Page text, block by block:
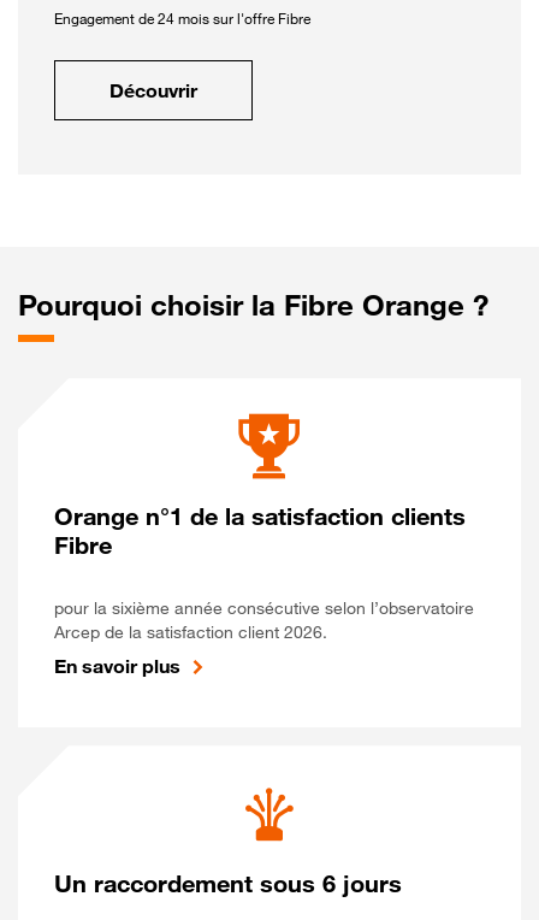
Engagement de 24 mois sur l'offre Fibre
Découvrir
Pourquoi choisir la Fibre Orange ?
Orange n°1 de la satisfaction clients
Fibre
pour la sixième année consécutive selon l’observatoire
Arcep de la satisfaction client 2026.
En savoir plus
Un raccordement sous 6 jours